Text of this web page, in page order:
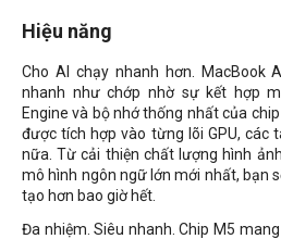
Hiệu năng
Cho AI chạy nhanh hơn. MacBook
nhanh như chớp nhờ sự kết hợp
Engine và bộ nhớ thống nhất của
được tích hợp vào từng lõi GPU, các
nữa. Từ cải thiện chất lượng hình
mô hình ngôn ngữ lớn mới nhất, bạn
tạo hơn bao giờ hết.
Đa nhiệm. Siêu nhanh. Chip M5